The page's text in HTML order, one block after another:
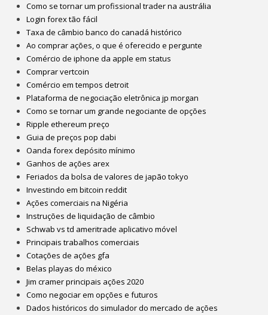
Como se tornar um profissional trader na austrália
Login forex tão fácil
Taxa de câmbio banco do canadá histórico
Ao comprar ações, o que é oferecido e pergunte
Comércio de iphone da apple em status
Comprar vertcoin
Comércio em tempos detroit
Plataforma de negociação eletrônica jp morgan
Como se tornar um grande negociante de opções
Ripple ethereum preço
Guia de preços pop dabi
Oanda forex depósito mínimo
Ganhos de ações arex
Feriados da bolsa de valores de japão tokyo
Investindo em bitcoin reddit
Ações comerciais na Nigéria
Instruções de liquidação de câmbio
Schwab vs td ameritrade aplicativo móvel
Principais trabalhos comerciais
Cotações de ações gfa
Belas playas do méxico
Jim cramer principais ações 2020
Como negociar em opções e futuros
Dados históricos do simulador do mercado de ações